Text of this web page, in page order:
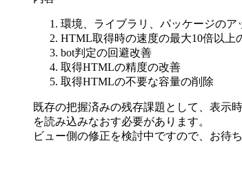
環境、ライブラリ、パッケージのア
HTML取得時の速度の最大10倍以上
bot判定の回避改善
取得HTMLの精度の改善
取得HTMLの不要な容量の削除
既存の把握済みの残存課題として、表示
を読み込みなおす必要があります。
ビュー側の修正を検討中ですので、お待